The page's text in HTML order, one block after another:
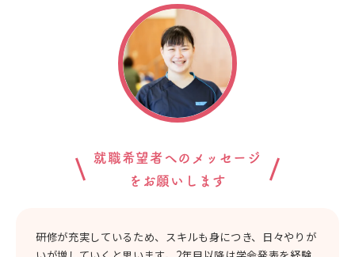
就職希望者へのメッセージ
をお願いします
研修が充実しているため、スキルも身につき、日々やりが